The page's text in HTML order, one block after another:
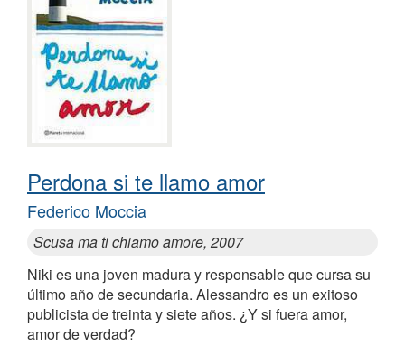
Perdona si te llamo amor
Federico Moccia
Scusa ma ti chiamo amore, 2007
Niki es una joven madura y responsable que cursa su
último año de secundaria. Alessandro es un exitoso
publicista de treinta y siete años. ¿Y si fuera amor,
amor de verdad?